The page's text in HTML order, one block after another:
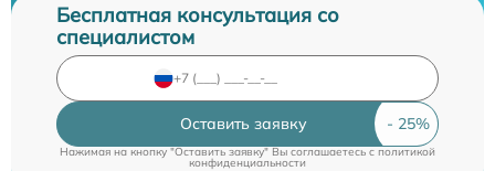
Бесплатная консультация со
специалистом
Оставить заявку
Нажимая на кнопку "Оставить заявку" Вы соглашаетесь cполитикой
конфиденциальности